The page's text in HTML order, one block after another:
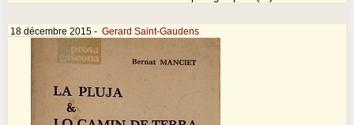
18 décembre 2015 - Gerard Saint-Gaudens